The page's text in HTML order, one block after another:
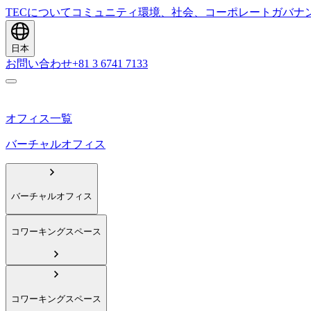
TECについて コミュニティ環境、社会、コーポレートガバナ
日本
お問い合わせ+81 3 6741 7133
オフィス一覧
バーチャルオフィス
バーチャルオフィス
コワーキングスペース
コワーキングスペース